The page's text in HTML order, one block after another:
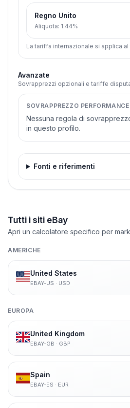
Regno Unito
Aliquota: 1.44%
La tariffa internazionale si applica
Avanzate
Sovrapprezzi opzionali e tariffe
SOVRAPPREZZO PERFORMANCE
Nessuna regola di
in questo profilo.
Fonti e riferimenti
Tutti i siti eBay
Apri un calcolatore specifico per
AMERICHE
United States
EBAY-US · USD
EUROPA
United Kingdom
EBAY-GB · GBP
Spain
EBAY-ES · EUR